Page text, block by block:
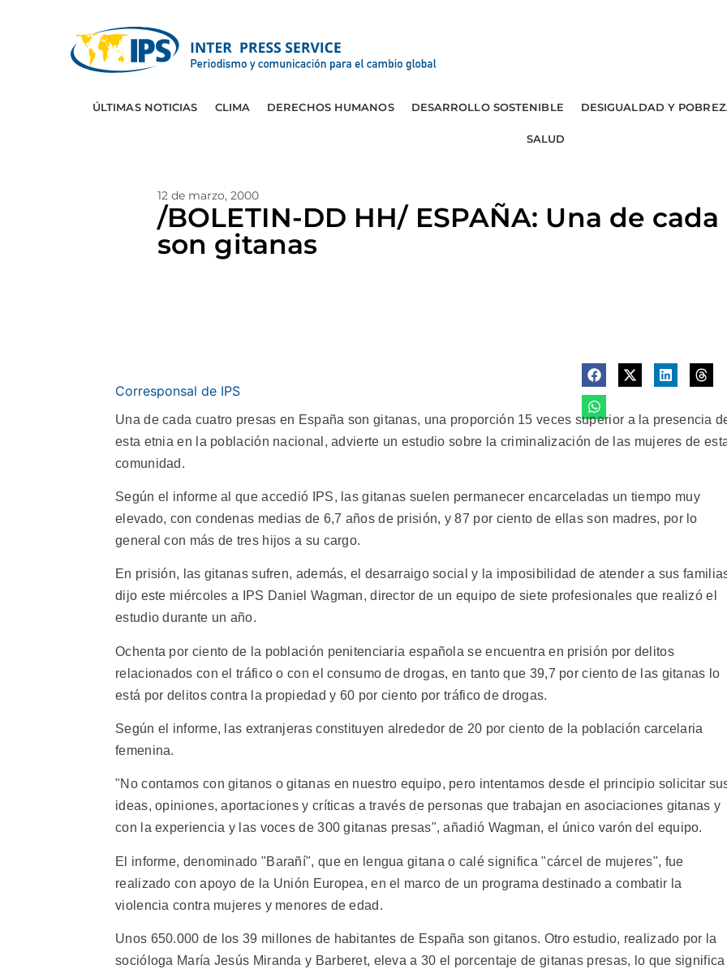
ÚLTIMAS NOTICIAS CLIMA DERECHOS HUMANOS DESARROLLO SOSTENIBLE DESIGUALDAD Y
SALUD
12 de marzo, 2000
/BOLETIN-DD HH/ ESPAÑA: Una de
son gitanas
Corresponsal de IPS
Una de cada cuatro presas en España son gitanas, una proporción 15 veces superior a la presencia
esta etnia en la población nacional, advierte un estudio sobre la criminalización de las mujeres de
comunidad.
Según el informe al que accedió IPS, las gitanas suelen permanecer encarceladas un tiempo muy
elevado, con condenas medias de 6,7 años de prisión, y 87 por ciento de ellas son madres, por lo
general con más de tres hijos a su cargo.
En prisión, las gitanas sufren, además, el desarraigo social y la imposibilidad de atender a sus
dijo este miércoles a IPS Daniel Wagman, director de un equipo de siete profesionales que realizó el
estudio durante un año.
Ochenta por ciento de la población penitenciaria española se encuentra en prisión por delitos
relacionados con el tráfico o con el consumo de drogas, en tanto que 39,7 por ciento de las gitanas lo
está por delitos contra la propiedad y 60 por ciento por tráfico de drogas.
Según el informe, las extranjeras constituyen alrededor de 20 por ciento de la población carcelaria
femenina.
"No contamos con gitanos o gitanas en nuestro equipo, pero intentamos desde el principio solicitar
ideas, opiniones, aportaciones y críticas a través de personas que trabajan en asociaciones gitanas y
con la experiencia y las voces de 300 gitanas presas", añadió Wagman, el único varón del equipo.
El informe, denominado "Barañí", que en lengua gitana o calé significa "cárcel de mujeres", fue
realizado con apoyo de la Unión Europea, en el marco de un programa destinado a combatir la
violencia contra mujeres y menores de edad.
Unos 650.000 de los 39 millones de habitantes de España son gitanos. Otro estudio, realizado por la
socióloga María Jesús Miranda y Barberet, eleva a 30 el porcentaje de gitanas presas, lo que significa